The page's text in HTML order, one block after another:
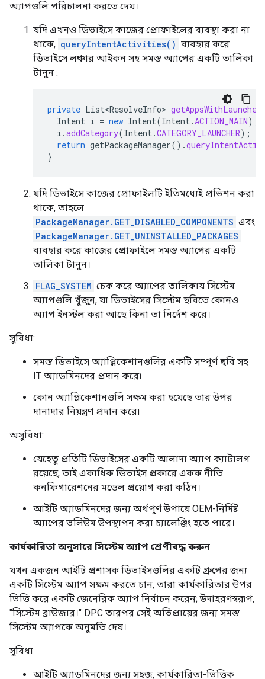
অ্যাপগুলি পরিচালনা করতে দেয়।
যদি এখনও ডিভাইসে কাজের প্রোফাইলের ব্যবস্থা করা না
থাকে, queryIntentActivities() ব্যবহার করে
ডিভাইসে লঞ্চার আইকন সহ সমস্ত অ্যাপের একটি তালিকা
টানুন :
private List<ResolveInfo> getAppsWithLauncher
Intent i = new Intent(Intent.ACTION_MAIN);
i .addCategory(Intent.CATEGORY_LAUNCHER);
return getPackageManager().
}
যদি ডিভাইসে কাজের প্রোফাইলটি ইতিমধ্যেই প্রভিশন করা
থাকে, তাহলে
PackageManager.GET_DISABLED_COMPONENTS এবং
PackageManager.GET_UNINSTALLED_PACKAGES
ব্যবহার করে কাজের প্রোফাইলে সমস্ত অ্যাপের একটি
তালিকা টানুন।
FLAG_SYSTEM চেক করে অ্যাপের তালিকায় সিস্টেম
অ্যাপগুলি খুঁজুন, যা ডিভাইসের সিস্টেম ছবিতে কোনও
অ্যাপ ইনস্টল করা আছে কিনা তা নির্দেশ করে।
সুবিধা:
সমস্ত ডিভাইসে অ্যাপ্লিকেশানগুলির একটি সম্পূর্ণ ছবি সহ
IT অ্যাডমিনদের প্রদান করে৷
কোন অ্যাপ্লিকেশানগুলি সক্ষম করা হয়েছে তার উপর
দানাদার নিয়ন্ত্রণ প্রদান করে৷
অসুবিধা:
যেহেতু প্রতিটি ডিভাইসের একটি আলাদা অ্যাপ ক্যাটালগ
রয়েছে, তাই একাধিক ডিভাইস প্রকারে একক নীতি
কনফিগারেশনের মডেল প্রয়োগ করা কঠিন।
আইটি অ্যাডমিনদের জন্য অর্থপূর্ণ উপায়ে OEM-নির্দিষ্ট
অ্যাপের ভলিউম উপস্থাপন করা চ্যালেঞ্জিং হতে পারে।
কার্যকারিতা অনুসারে সিস্টেম অ্যাপ শ্রেণীবদ্ধ করুন
যখন একজন আইটি প্রশাসক ডিভাইসগুলির একটি গ্রুপের জন্য
একটি সিস্টেম অ্যাপ সক্ষম করতে চান, তারা কার্যকারিতার উপর
ভিত্তি করে একটি জেনেরিক অ্যাপ নির্বাচন করেন; উদাহরণস্বরূপ,
"সিস্টেম ব্রাউজার।" DPC তারপর সেই অভিপ্রায়ের জন্য সমস্ত
সিস্টেম অ্যাপকে অনুমতি দেয়।
সুবিধা:
আইটি অ্যাডমিনদের জন্য সহজ, কার্যকারিতা-ভিত্তিক